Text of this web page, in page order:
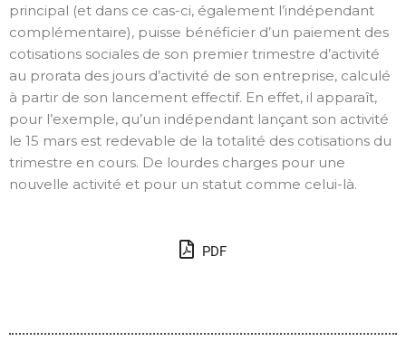
principal (et dans ce cas-ci, également l’indépendant
complémentaire), puisse bénéficier d’un paiement des
cotisations sociales de son premier trimestre d’activité
au prorata des jours d’activité de son entreprise, calculé
à partir de son lancement effectif. En effet, il apparaît,
pour l’exemple, qu’un indépendant lançant son activité
le 15 mars est redevable de la totalité des cotisations du
trimestre en cours. De lourdes charges pour une
nouvelle activité et pour un statut comme celui-là.
PDF